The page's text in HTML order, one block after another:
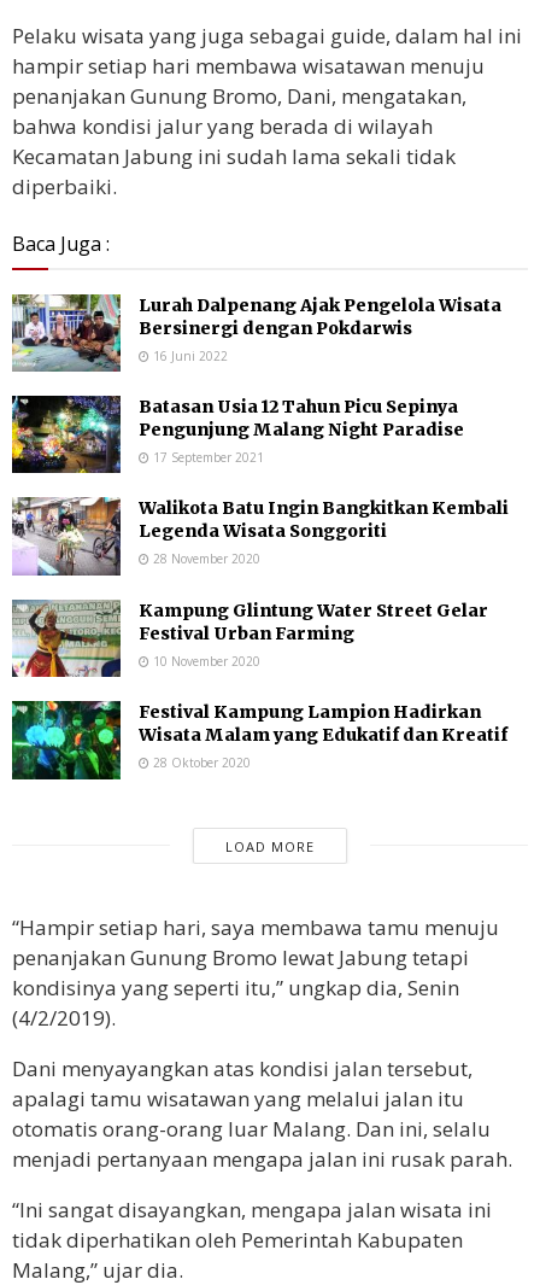
Pelaku wisata yang juga sebagai guide, dalam hal ini
hampir setiap hari membawa wisatawan menuju
penanjakan Gunung Bromo, Dani, mengatakan,
bahwa kondisi jalur yang berada di wilayah
Kecamatan Jabung ini sudah lama sekali tidak
diperbaiki.
Baca Juga :
Lurah Dalpenang Ajak Pengelola Wisata
Bersinergi dengan Pokdarwis
16 Juni 2022
Batasan Usia 12 Tahun Picu Sepinya
Pengunjung Malang Night Paradise
17 September 2021
Walikota Batu Ingin Bangkitkan Kembali
Legenda Wisata Songgoriti
28 November 2020
Kampung Glintung Water Street Gelar
Festival Urban Farming
10 November 2020
Festival Kampung Lampion Hadirkan
Wisata Malam yang Edukatif dan Kreatif
28 Oktober 2020
LOAD MORE
“Hampir setiap hari, saya membawa tamu menuju
penanjakan Gunung Bromo lewat Jabung tetapi
kondisinya yang seperti itu,” ungkap dia, Senin
(4/2/2019).
Dani menyayangkan atas kondisi jalan tersebut,
apalagi tamu wisatawan yang melalui jalan itu
otomatis orang-orang luar Malang. Dan ini, selalu
menjadi pertanyaan mengapa jalan ini rusak parah.
“Ini sangat disayangkan, mengapa jalan wisata ini
tidak diperhatikan oleh Pemerintah Kabupaten
Malang,” ujar dia.